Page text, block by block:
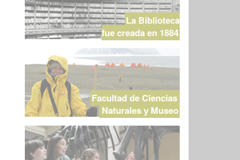
La Biblioteca
fue creada en 1884
Facultad de Ciencias
Naturales y Museo